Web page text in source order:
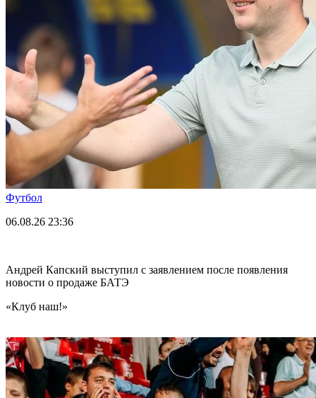
Футбол
06.08.26 23:36
Андрей Капский выступил с заявлением после появления
новости о продаже БАТЭ
«Клуб наш!»